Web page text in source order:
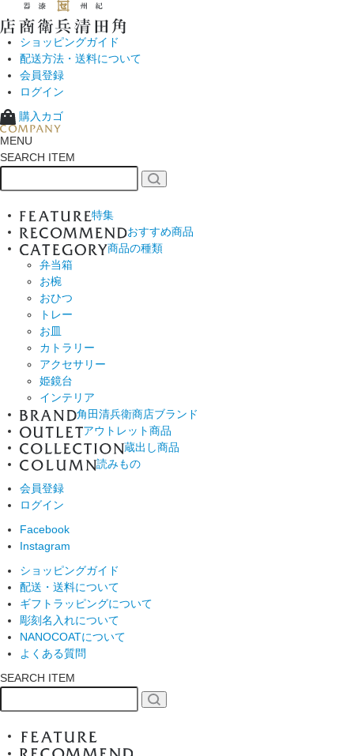
ショッピングガイド
配送方法・送料について
会員登録
ログイン
購入カゴ
MENU
SEARCH ITEM
特集
おすすめ商品
商品の種類
弁当箱
お椀
おひつ
トレー
お皿
カトラリー
アクセサリー
姫鏡台
インテリア
角田清兵衛商店ブランド
アウトレット商品
蔵出し商品
読みもの
会員登録
ログイン
Facebook
Instagram
ショッピングガイド
配送・送料について
ギフトラッピングについて
彫刻名入れについて
NANOCOATについて
よくある質問
SEARCH ITEM